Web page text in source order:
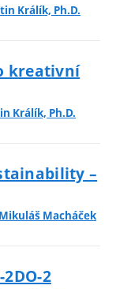
Králík, Ph.D.
kreativní
Králík, Ph.D.
–
Macháček
2